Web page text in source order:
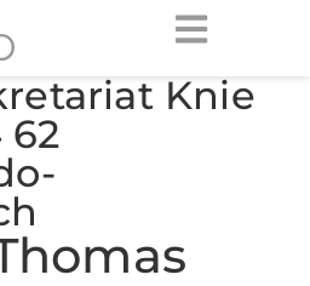
Knie
62